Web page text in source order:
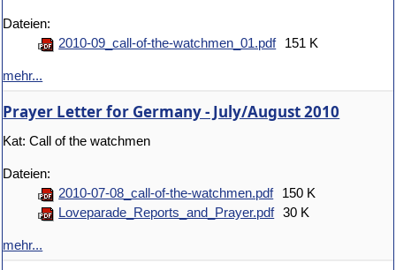
Dateien:
2010-09_call-of-the-watchmen_01.pdf
151 K
mehr...
Prayer Letter for Germany - July/August 2010
Kat: Call of the watchmen
Dateien:
2010-07-08_call-of-the-watchmen.pdf
150 K
Loveparade_Reports_and_Prayer.pdf 30 K
mehr...